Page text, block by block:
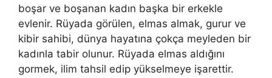
boşar ve boşanan kadın başka bir er­kekle
evlenir. Rüyada görülen, elmas almak, gurur ve
kibir sahibi, dünya hayatına çokça meyleden bir
kadınla tabir olunur. Rüyada elmas aldığını
gormek, ilim tahsil edip yükselmeye işarettir.